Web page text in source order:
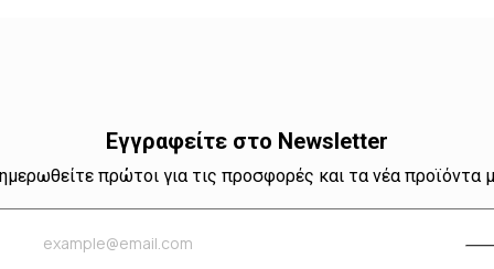
Εγγραφείτε στο Newsletter
πρώτοι για τις προσφορές και τα νέα προϊόντα